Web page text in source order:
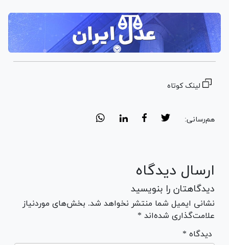
لینک کوتاه
هم‌رسانی:
ارسال دیدگاه
دیدگاهتان را بنویسید
نشانی ایمیل شما منتشر نخواهد شد. بخش‌های موردنیاز
علامت‌گذاری شده‌اند *
* دیدگاه